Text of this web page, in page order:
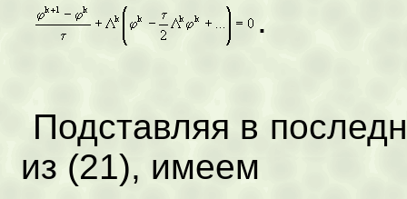
.
Подставляя в
из (21), имеем